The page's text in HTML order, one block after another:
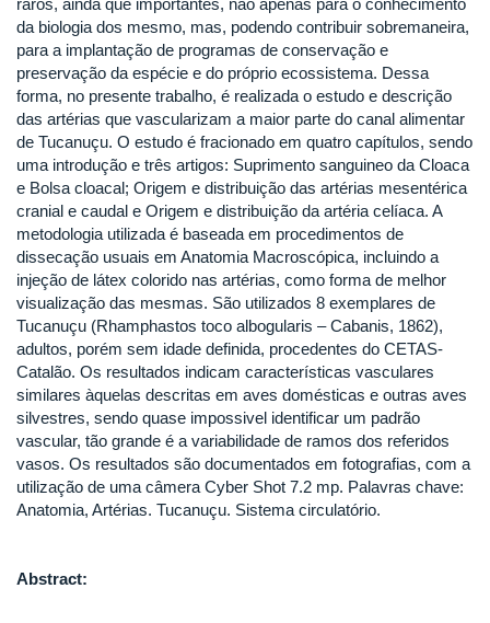
da biologia dos mesmo, mas, podendo contribuir sobremaneira,
para a implantação de programas de conservação e
preservação da espécie e do próprio ecossistema. Dessa
forma, no presente trabalho, é realizada o estudo e descrição
das artérias que vascularizam a maior parte do canal alimentar
de Tucanuçu. O estudo é fracionado em quatro capítulos, sendo
uma introdução e três artigos: Suprimento sanguineo da Cloaca
e Bolsa cloacal; Origem e distribuição das artérias mesentérica
cranial e caudal e Origem e distribuição da artéria celíaca. A
metodologia utilizada é baseada em procedimentos de
dissecação usuais em Anatomia Macroscópica, incluindo a
injeção de látex colorido nas artérias, como forma de melhor
visualização das mesmas. São utilizados 8 exemplares de
Tucanuçu (Rhamphastos toco albogularis – Cabanis, 1862),
adultos, porém sem idade definida, procedentes do CETAS-
Catalão. Os resultados indicam características vasculares
similares àquelas descritas em aves domésticas e outras aves
silvestres, sendo quase impossivel identificar um padrão
vascular, tão grande é a variabilidade de ramos dos referidos
vasos. Os resultados são documentados em fotografias, com a
utilização de uma câmera Cyber Shot 7.2 mp. Palavras chave:
Anatomia, Artérias. Tucanuçu. Sistema circulatório.
Abstract: